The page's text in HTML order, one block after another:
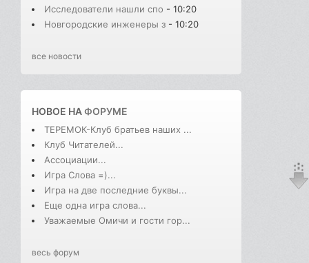
Исследователи нашли спо - 10:20
Новгородские инженеры з - 10:20
все новости
НОВОЕ НАФОРУМЕ
ТЕРЕМОК-Клуб братьев наших ...
Клуб Читателей...
Ассоциации...
Игра Слова =)...
Игра на две последние буквы...
Еще одна игра слова...
Уважаемые Омичи и гости гор...
весь форум